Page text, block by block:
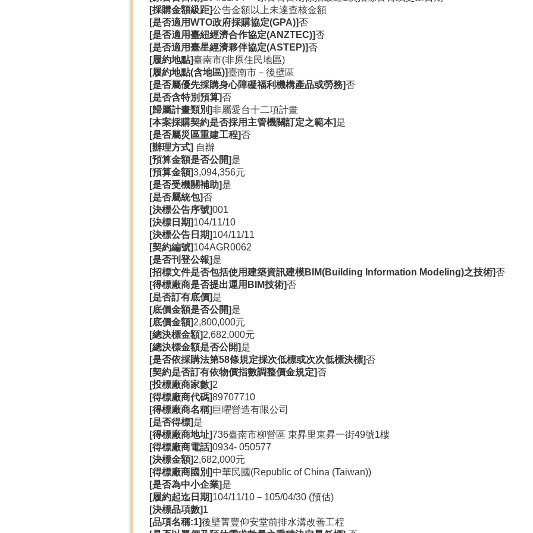
[採購金額級距]公告金額以上未達查核金額
[是否適用WTO政府採購協定(GPA)]否
[是否適用臺紐經濟合作協定(ANZTEC)]否
[是否適用臺星經濟夥伴協定(ASTEP)]否
[履約地點]臺南市(非原住民地區)
[履約地點(含地區)]臺南市－後壁區
[是否屬優先採購身心障礙福利機構產品或勞務]否
[是否含特別預算]否
[歸屬計畫類別]非屬愛台十二項計畫
[本案採購契約是否採用主管機關訂定之範本]是
[是否屬災區重建工程]否
[辦理方式] 自辦
[預算金額是否公開]是
[預算金額]3,094,356元
[是否受機關補助]是
[是否屬統包]否
[決標公告序號]001
[決標日期]104/11/10
[決標公告日期]104/11/11
[契約編號]104AGR0062
[是否刊登公報]是
[招標文件是否包括使用建築資訊建模BIM(Building Information Modeling)之技術]否
[得標廠商是否提出運用BIM技術]否
[是否訂有底價]是
[底價金額是否公開]是
[底價金額]2,800,000元
[總決標金額]2,682,000元
[總決標金額是否公開]是
[是否依採購法第58條規定採次低標或次次低標決標]否
[契約是否訂有依物價指數調整價金規定]否
[投標廠商家數]2
[得標廠商代碼]89707710
[得標廠商名稱] 巨曜營造有限公司
[是否得標]是
[得標廠商地址]736臺南市柳營區 東昇里東昇一街49號1樓
[得標廠商電話]0934- 050577
[決標金額]2,682,000元
[得標廠商國別]中華民國(Republic of China (Taiwan))
[是否為中小企業]是
[履約起迄日期]104/11/10－105/04/30 (預估)
[決標品項數]1
[品項名稱:1]後壁菁豐仰安堂前排水溝改善工程